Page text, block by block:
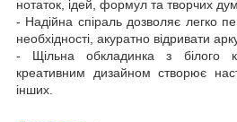
нотаток, ідей, формул та творчих
- Надійна спіраль дозволяє легко
необхідності, акуратно відривати
- Щільна обкладинка з білого
креативним дизайном створює
інших.